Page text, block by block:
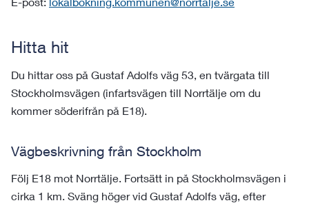
Hitta hit
Du hittar oss på Gustaf Adolfs väg 53, en tvärgata till
Stockholmsvägen (infartsvägen till Norrtälje om du
kommer söderifrån på E18).
Vägbeskrivning från Stockholm
Följ E18 mot Norrtälje. Fortsätt in på Stockholmsvägen i
cirka 1 km. Sväng höger vid Gustaf Adolfs väg, efter